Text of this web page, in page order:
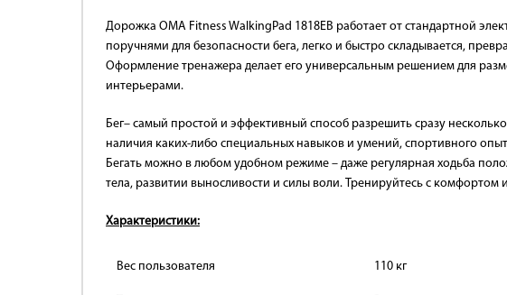
Дорожка OMA Fitness WalkingPad 1818EB работает от стандартной
поручнями для безопасности бега, легко и быстро складывается,
Оформление тренажера делает его универсальным решением для
интерьерами.
Бег– самый простой и эффективный способ разрешить сразу
наличия каких-либо специальных навыков и умений, спортивного
Бегать можно в любом удобном режиме – даже регулярная ходьба
тела, развитии выносливости и силы воли. Тренируйтесь с комфортом
Характеристики:
Вес пользователя 110 кг